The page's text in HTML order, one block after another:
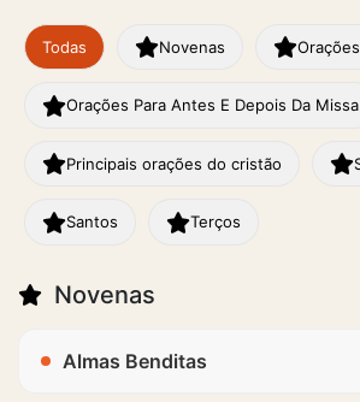
Todas Novenas
Orações Para Antes E Depois Da Missa
Principais orações do cristão
Santos Terços
Novenas
Almas Benditas